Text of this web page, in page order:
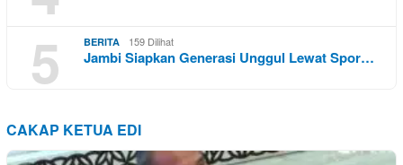
5 BERITA 159 Dilihat
Jambi Siapkan Generasi Unggul Lewat Spor…
CAKAP KETUA EDI